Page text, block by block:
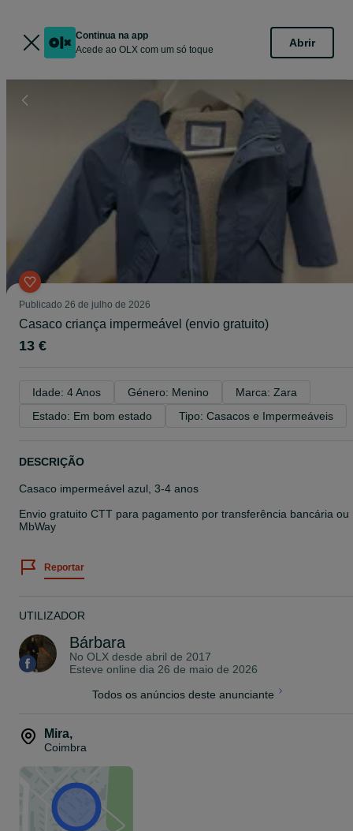
Continua na app
Acede ao OLX com um só toque
Abrir
Publicado 26 de julho de 2026
Casaco criança impermeável (envio gratuito)
13 €
Idade: 4 Anos Género: Menino
Marca: Zara
Estado: Em bom estado
Tipo: Casacos e Impermeáveis
DESCRIÇÃO
Casaco impermeável azul, 3-4 anos
Envio gratuito CTT para pagamento por transferência bancária ou
MbWay
Reportar
UTILIZADOR
Bárbara
No OLX desde abril de 2017
Esteve online dia 26 de maio de 2026
Todos os anúncios deste anunciante
Mira,
Coimbra